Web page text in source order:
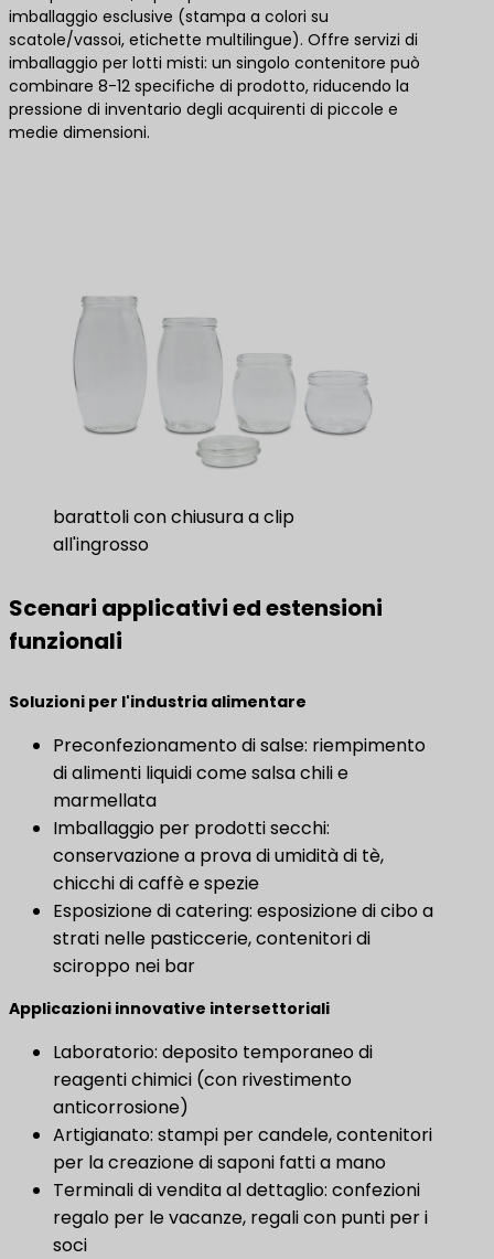
imballaggio esclusive (stampa a colori su
scatole/vassoi, etichette multilingue). Offre servizi di
imballaggio per lotti misti: un singolo contenitore può
combinare 8-12 specifiche di prodotto, riducendo la
pressione di inventario degli acquirenti di piccole e
medie dimensioni.
barattoli con chiusura a clip
all'ingrosso
Scenari applicativi ed estensioni
funzionali
Soluzioni per l'industria alimentare
Preconfezionamento di salse: riempimento
di alimenti liquidi come salsa chili e
marmellata
Imballaggio per prodotti secchi:
conservazione a prova di umidità di tè,
chicchi di caffè e spezie
Esposizione di catering: esposizione di cibo a
strati nelle pasticcerie, contenitori di
sciroppo nei bar
Applicazioni innovative intersettoriali
Laboratorio: deposito temporaneo di
reagenti chimici (con rivestimento
anticorrosione)
Artigianato: stampi per candele, contenitori
per la creazione di saponi fatti a mano
Terminali di vendita al dettaglio: confezioni
regalo per le vacanze, regali con punti per i
soci